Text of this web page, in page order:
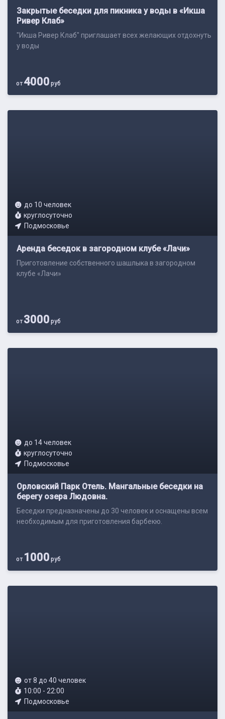
Закрытые беседки для пикника у воды в «Икша
Ривер Клаб»
"Икша Ривер Клаб" приглашает всех желающих отдохнуть
у воды
от4000 руб
до 10 человек
круглосуточно
Подмосковье
Аренда беседок в загородном клубе «Лачи»
Приготовление собственного шашлыка в загородном
клубе «Лачи»
от3000 руб
до 14 человек
круглосуточно
Подмосковье
Орловский Парк Отель. Мангальные беседки на
берегу озера Людовна.
Беседки предназначены до 30 человек и оснащены всем
необходимым для приготовления барбекю.
от 1000 руб
от 8 до 40 человек
10:00 - 22:00
Подмосковье